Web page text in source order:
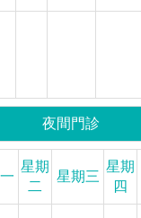
夜間門診
星期
二
星期三
星期
四